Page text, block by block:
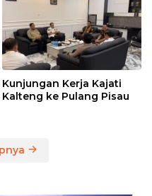
Kunjungan Kerja Kajati
Kalteng ke Pulang Pisau